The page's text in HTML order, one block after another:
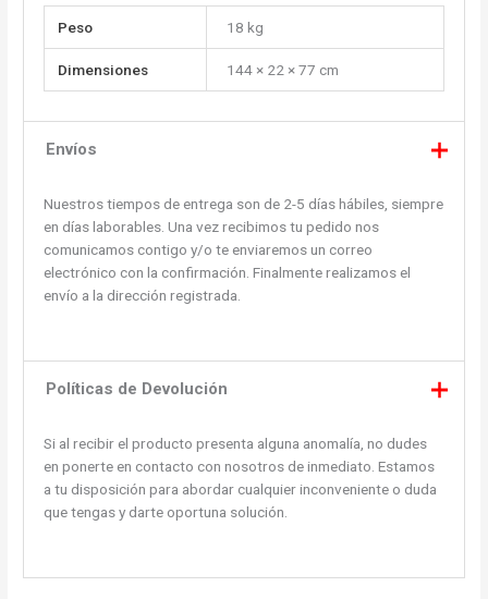
Peso 18 kg
Dimensiones 144 × 22 × 77 cm
Envíos
Nuestros tiempos de entrega son de 2-5 días hábiles, siempre
en días laborables. Una vez recibimos tu pedido nos
comunicamos contigo y/o te enviaremos un correo
electrónico con la confirmación. Finalmente realizamos el
envío a la dirección registrada.
Políticas de Devolución
Si al recibir el producto presenta alguna anomalía, no dudes
en ponerte en contacto con nosotros de inmediato. Estamos
a tu disposición para abordar cualquier inconveniente o duda
que tengas y darte oportuna solución.